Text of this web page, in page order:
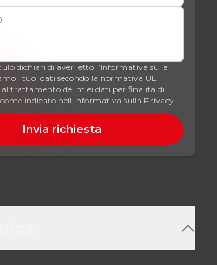
dichiari di aver letto l’Informativa sulla
i tuoi dati secondo la normativa UE.
al trattamento dei miei dati per finalità di
indicato nell'Informativa sulla Privacy.
Invia richiesta